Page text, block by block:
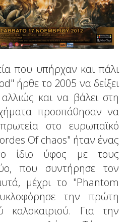
που υπήρχαν και πάλι
ήρθε το 2005 να δείξει
και να βάλει στη
προσπάθησαν να
στο ευρωπαϊκό
Of chaos" ήταν ένας
ίδιο ύφος με τους
που συντήρησε τον
μέχρι το "Phantom
την πρώτη
καλοκαιριού. Για την